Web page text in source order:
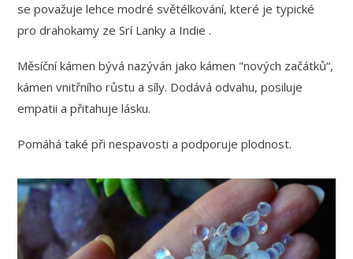
se považuje lehce modré světélkování, které je typické
pro drahokamy ze Srí Lanky a Indie .
Měsíční kámen bývá nazýván jako kámen "nových začátků“,
kámen vnitřního růstu a síly. Dodává odvahu, posiluje
empatii a přitahuje lásku.
Pomáhá také při nespavosti a podporuje plodnost.